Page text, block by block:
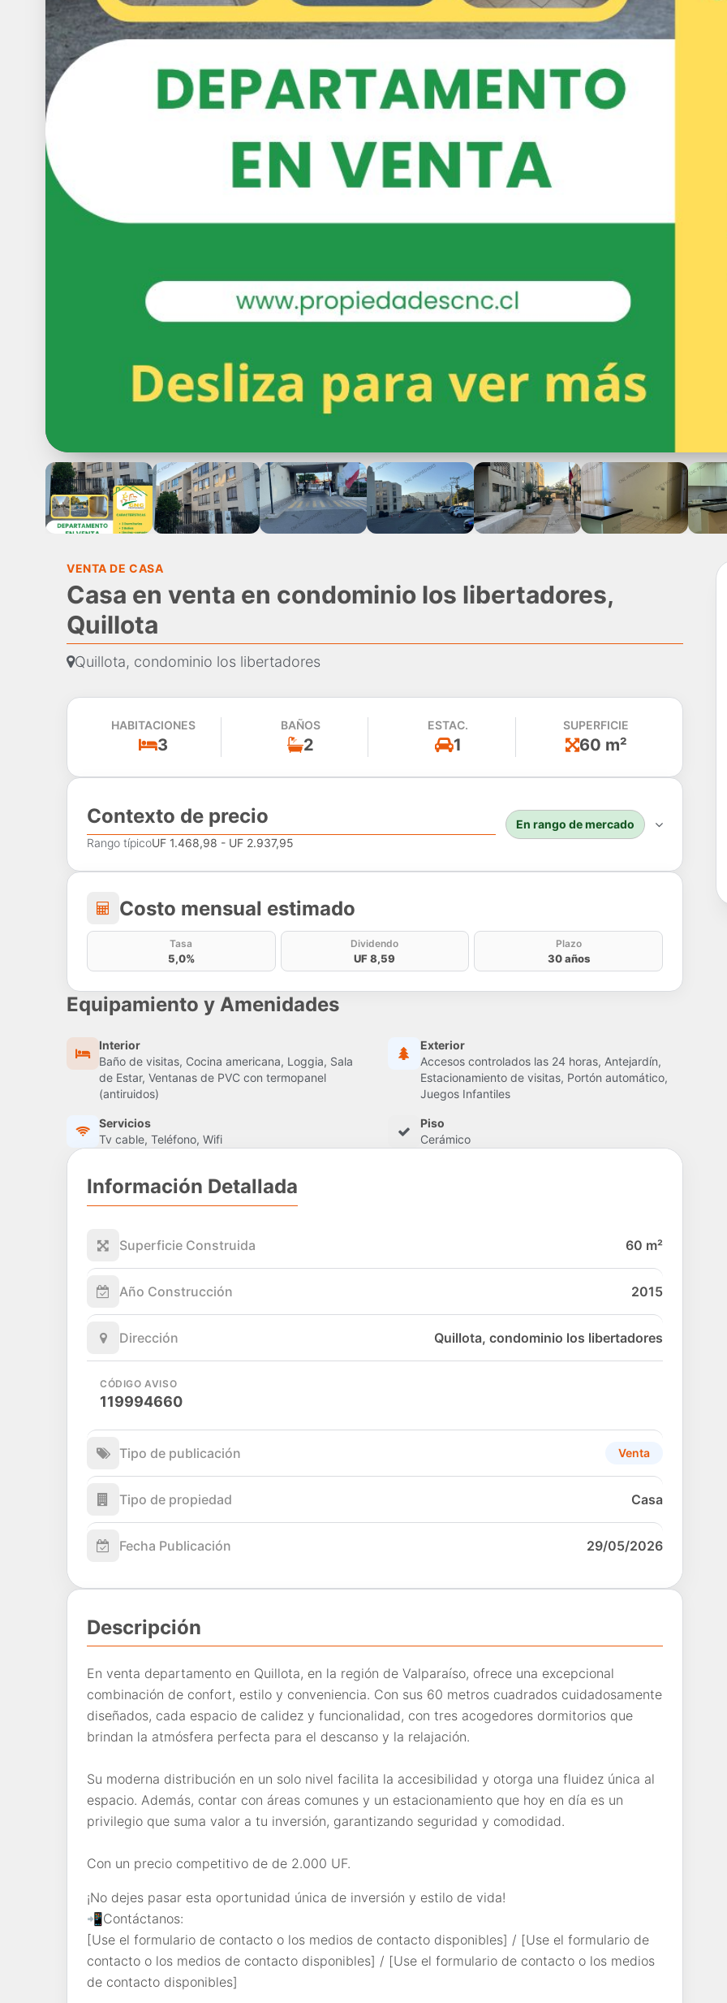
VENTA DE CASA
Casa en venta en condominio los libertadores,
Quillota
Quillota, condominio los libertadores
HABITACIONES
3
BAÑOS
2
ESTAC.
1
SUPERFICIE
60 m²
Contexto de precio
Rango típicoUF 1.468,98 - UF 2.937,95
En rango de mercado
Costo mensual estimado
Costo mensual estimado
Tasa
5,0%
Dividendo
UF 8,59
Plazo
30 años
Equipamiento y Amenidades
Interior
Baño de visitas, Cocina americana, Loggia, Sala
de Estar, Ventanas de PVC con termopanel
(antiruidos)
Exterior
Accesos controlados las 24 horas, Antejardín,
Estacionamiento de visitas, Portón automático,
Juegos Infantiles
Servicios
Tv cable, Teléfono, Wifi
Piso
Cerámico
Información Detallada
Superficie Construida 60 m²
Año Construcción 2015
Dirección Quillota, condominio los libertadores
CÓDIGO AVISO
119994660
Tipo de publicación Venta
Tipo de propiedad Casa
Fecha Publicación 29/05/2026
Descripción
En venta departamento en Quillota, en la región de Valparaíso, ofrece una excepcional
combinación de confort, estilo y conveniencia. Con sus 60 metros cuadrados cuidadosamente
diseñados, cada espacio de calidez y funcionalidad, con tres acogedores dormitorios que
brindan la atmósfera perfecta para el descanso y la relajación.
Su moderna distribución en un solo nivel facilita la accesibilidad y otorga una fluidez única al
espacio. Además, contar con áreas comunes y un estacionamiento que hoy en día es un
privilegio que suma valor a tu inversión, garantizando seguridad y comodidad.
Con un precio competitivo de de 2.000 UF.
¡No dejes pasar esta oportunidad única de inversión y estilo de vida!
📲Contáctanos:
[Use el formulario de contacto o los medios de contacto disponibles] / [Use el formulario de
contacto o los medios de contacto disponibles] / [Use el formulario de contacto o los medios
de contacto disponibles]